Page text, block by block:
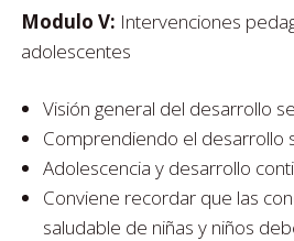
Modulo V: Intervenciones
adolescentes
Visión general del desarrollo
Comprendiendo el desarrollo
Adolescencia y desarrollo
Conviene recordar que las
saludable de niñas y niños